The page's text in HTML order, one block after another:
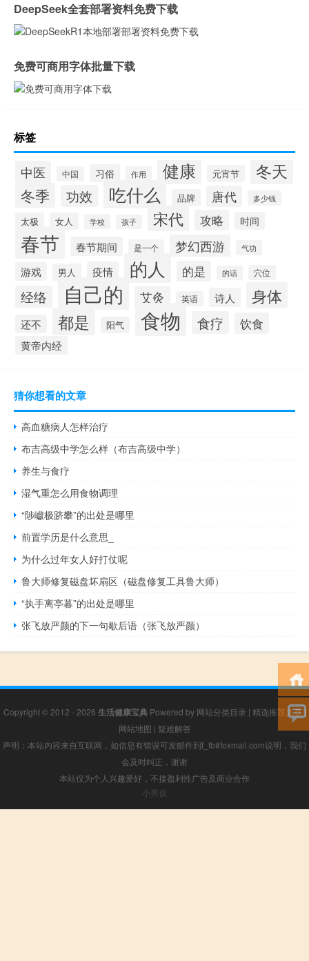
DeepSeek全套部署资料免费下载
免费可商用字体批量下载
标签
中医 中国 习俗 作用 健康 元宵节 冬天
冬季 功效 吃什么 品牌 唐代 多少钱
太极 女人 学校 孩子 宋代 攻略 时间
春节 春节期间 是一个 梦幻西游 气功
游戏 男人 疫情 的人 的是 的话 穴位
经络 自己的 艾灸 英语 诗人 身体
还不 都是 阳气 食物 食疗 饮食
黄帝内经
猜你想看的文章
高血糖病人怎样治疗
布吉高级中学怎么样（布吉高级中学）
养生与食疗
湿气重怎么用食物调理
“陟巘极跻攀”的出处是哪里
前置学历是什么意思_
为什么过年女人好打仗呢
鲁大师修复磁盘坏扇区（磁盘修复工具鲁大师）
“执手离亭暮”的出处是哪里
张飞放严颜的下一句歇后语（张飞放严颜）
Copyright © 2012 - 2026 生活健康宝典Powered by 网站分类目录 | 精选推荐文章 |
网站地图 | 疑难解答
声明：本站内容来自互联网，如信息有错误可发邮件到f_fb#foxmail.com说明，我们
会及时纠正，谢谢
本站仅为个人兴趣爱好，不接盈利性广告及商业合作
小男孩